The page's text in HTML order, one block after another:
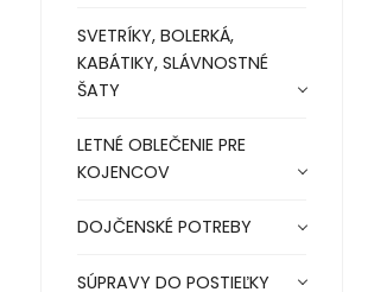
SVETRÍKY, BOLERKÁ,
KABÁTIKY, SLÁVNOSTNÉ
ŠATY
LETNÉ OBLEČENIE PRE
KOJENCOV
DOJČENSKÉ POTREBY
SÚPRAVY DO POSTIEĽKY